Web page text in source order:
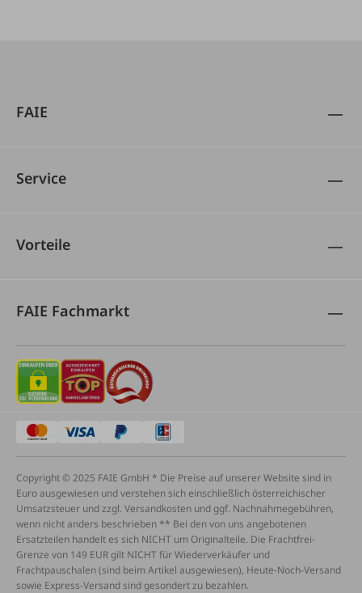
FAIE
Service
Vorteile
FAIE Fachmarkt
Copyright © 2025 FAIE GmbH * Die Preise auf unserer Website sind in
Euro ausgewiesen und verstehen sich einschließlich österreichischer
Umsatzsteuer und zzgl. Versandkosten und ggf. Nachnahmegebühren,
wenn nicht anders beschrieben ** Bei den von uns angebotenen
Ersatzteilen handelt es sich NICHT um Originalteile. Die Frachtfrei-
Grenze von 149 EUR gilt NICHT für Wiederverkäufer und
Frachtpauschalen (sind beim Artikel ausgewiesen), Heute-Noch-Versand
sowie Express-Versand sind gesondert zu bezahlen.